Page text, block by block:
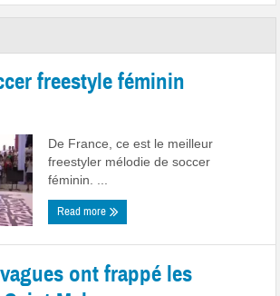
freestyle féminin
De France, ce est le meilleur
freestyler mélodie de soccer
féminin. ...
Read more
ont frappé les